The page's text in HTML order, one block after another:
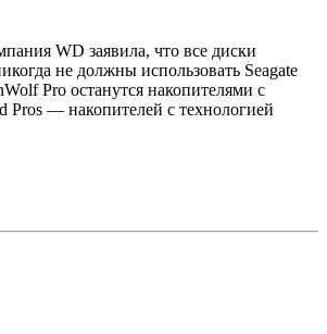
WD заявила, что все диски
не должны использовать Seagate
Pro останутся накопителями с
Pros — накопителей с технологией